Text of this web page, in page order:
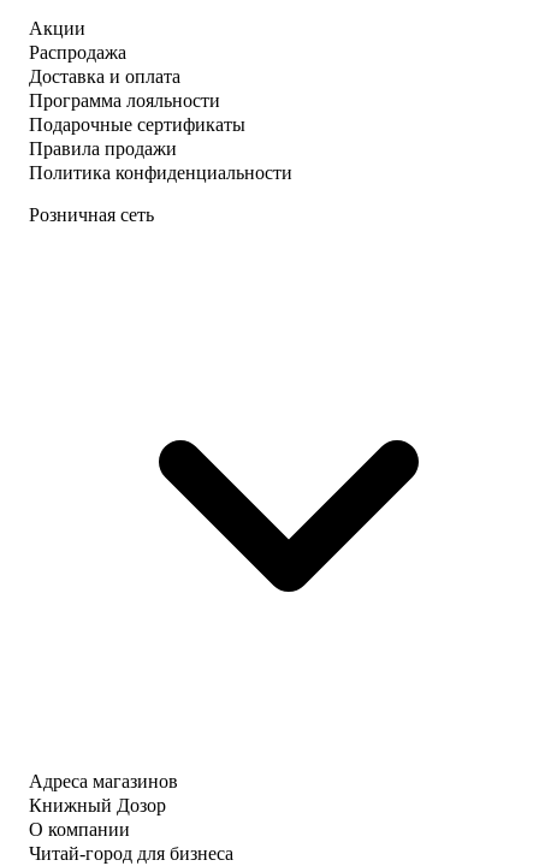
Акции
Распродажа
Доставка и оплата
Программа лояльности
Подарочные сертификаты
Правила продажи
Политика конфиденциальности
Розничная сеть
Адреса магазинов
Книжный Дозор
О компании
Читай-город для бизнеса